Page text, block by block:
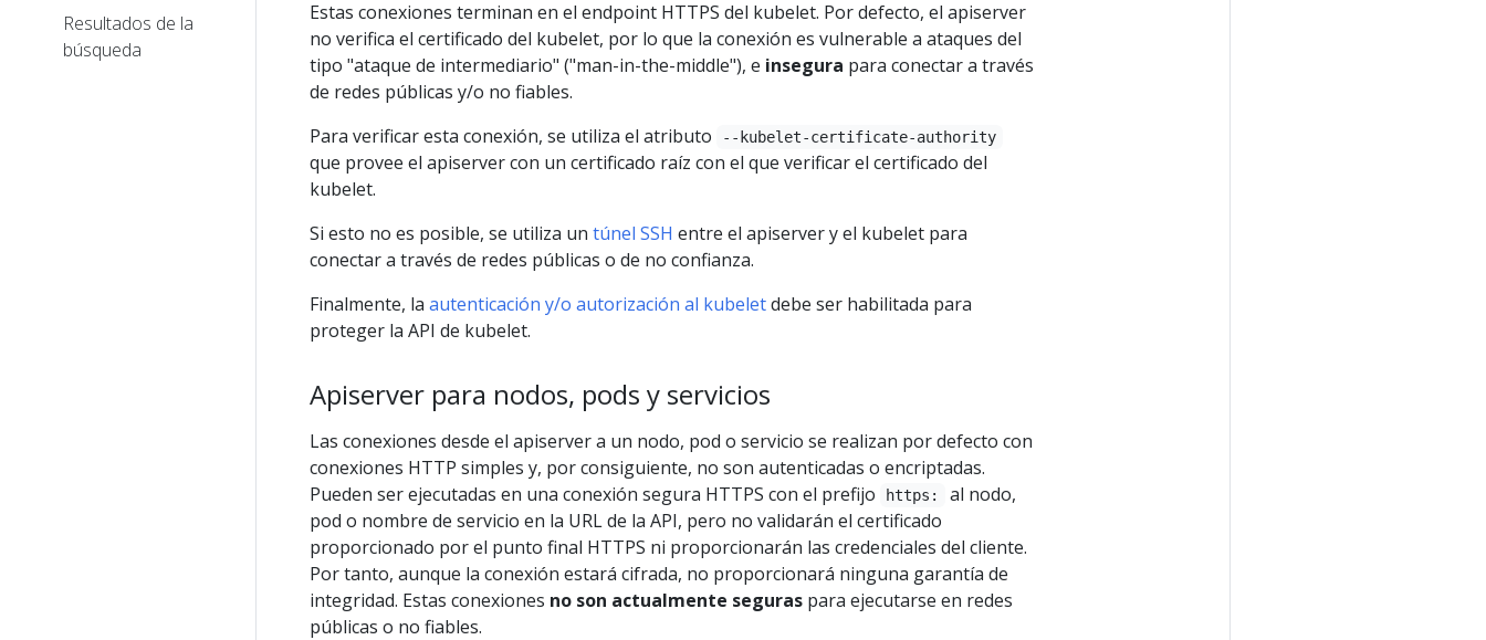
Resultados de la
búsqueda
Estas conexiones terminan en el endpoint HTTPS del kubelet. Por defecto, el apiserver
no verifica el certificado del kubelet, por lo que la conexión es vulnerable a ataques del
tipo "ataque de intermediario" ("man-in-the-middle"), e insegura para conectar a través
de redes públicas y/o no fiables.
Para verificar esta conexión, se utiliza el atributo
--kubelet-certificate-authority
que provee el apiserver con un certificado raíz con el que verificar el certificado del
kubelet.
Si esto no es posible, se utiliza un túnel SSH entre el apiserver y el kubelet para
conectar a través de redes públicas o de no confianza.
Finalmente, la autenticación y/o autorización al kubeletdebe ser habilitada para
proteger la API de kubelet.
Apiserver para nodos, pods y servicios
Las conexiones desde el apiserver a un nodo, pod o servicio se realizan por defecto con
conexiones HTTP simples y, por consiguiente, no son autenticadas o encriptadas.
Pueden ser ejecutadas en una conexión segura HTTPS con el prefijo
https:
al nodo,
pod o nombre de servicio en la URL de la API, pero no validarán el certificado
proporcionado por el punto final HTTPS ni proporcionarán las credenciales del cliente.
Por tanto, aunque la conexión estará cifrada, no proporcionará ninguna garantía de
integridad. Estas conexiones no son actualmente seguras para ejecutarse en redes
públicas o no fiables.